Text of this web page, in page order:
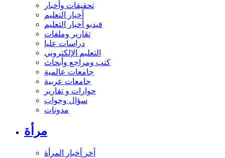
تحقيقات وأخبار
أخبار التعليم
فيديو أخبار التعليم
تقارير وملفات
دراسات عليا
التعليم الإلكتروني
كتب ومراجع وأبحاث
جامعات عالمية
جامعات عربية
حوارات و تقارير
سؤال وجواب
مدونات
مرأة
آخر أخبار المرأة